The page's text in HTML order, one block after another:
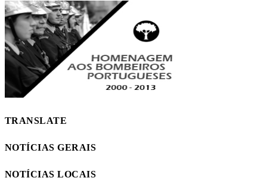
TRANSLATE
NOTÍCIAS GERAIS
NOTÍCIAS LOCAIS